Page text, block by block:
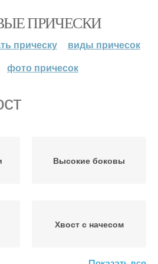
ПРИЧЕСКИ
прическу
виды причесок
фото причесок
Высокие боковы
Хвост с начесом